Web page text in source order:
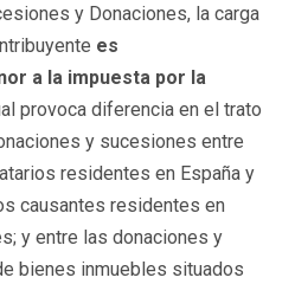
y Donaciones, la carga
es
a la impuesta por la
provoca diferencia en el trato
y sucesiones entre
residentes en España y
causantes residentes en
y entre las donaciones y
bienes inmuebles situados